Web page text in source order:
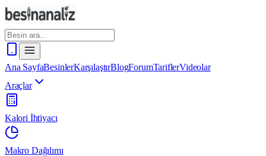
Ana SayfaBesinlerKarşılaştırBlogForumTariflerVideolar
Araçlar
Kalori İhtiyacı
Makro Dağılımı